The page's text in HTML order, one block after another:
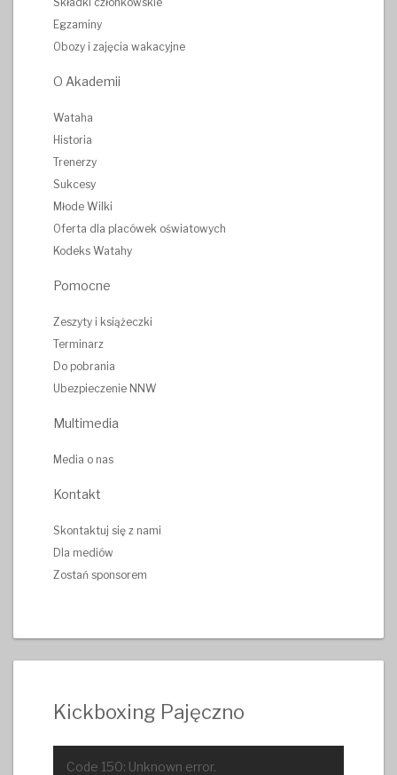
Egzaminy
Obozy i zajęcia wakacyjne
O Akademii
Wataha
Historia
Trenerzy
Sukcesy
Młode Wilki
Oferta dla placówek oświatowych
Kodeks Watahy
Pomocne
Zeszyty i książeczki
Terminarz
Do pobrania
Ubezpieczenie NNW
Multimedia
Media o nas
Kontakt
Skontaktuj się z nami
Dla mediów
Zostań sponsorem
Kickboxing Pajęczno
Code 150: Unknown error.